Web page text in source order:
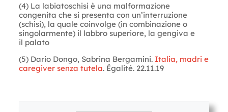
(4) La labiatoschisi è una malformazione
congenita che si presenta con un’interruzione
(schisi), la quale coinvolge (in combinazione o
singolarmente) il labbro superiore, la gengiva e
il palato
(5) Dario Dongo, Sabrina Bergamini. Italia, madri e
caregiver senza tutela. Égalité. 22.11.19